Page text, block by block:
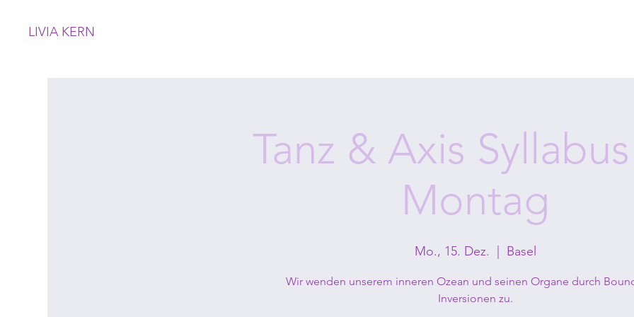
LIVIA KERN
Tanz & Axis
Montag
Mo., 15. Dez. Basel
Wir wenden unserem inneren Ozean und seinen Organe durch
Inversionen zu.